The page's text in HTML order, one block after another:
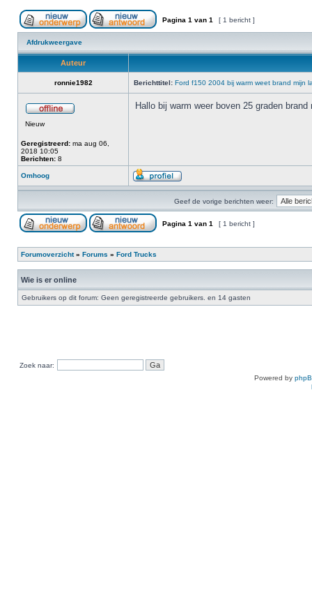
Pagina 1 van 1 [ 1 bericht ]
Afdrukweergave
Auteur
ronnie1982 Berichttitel: Ford f150 2004 bij warm weet brand mijn
Nieuw
Geregistreerd: ma aug 06,
2018 10:05
Berichten: 8
Hallo bij warm weer boven 25 graden
Omhoog
Geef de vorige berichten weer:
Pagina 1 van 1 [ 1 bericht ]
Forumoverzicht» Forums » Ford Trucks
Wie is er online
Gebruikers op dit forum: Geen geregistreerde gebruikers. en 14 gasten
Zoek naar:
Powered by